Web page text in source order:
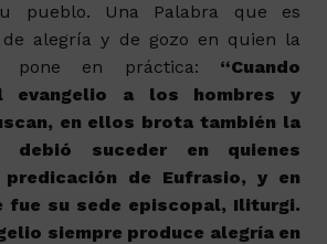
pueblo. Una Palabra que es
alegría y de gozo en quien la
pone en práctica: “Cuando
evangelio a los hombres y
en ellos brota también la
debió suceder en quienes
predicación de Eufrasio, y en
fue su sede episcopal, Iliturgi.
siempre produce alegría en